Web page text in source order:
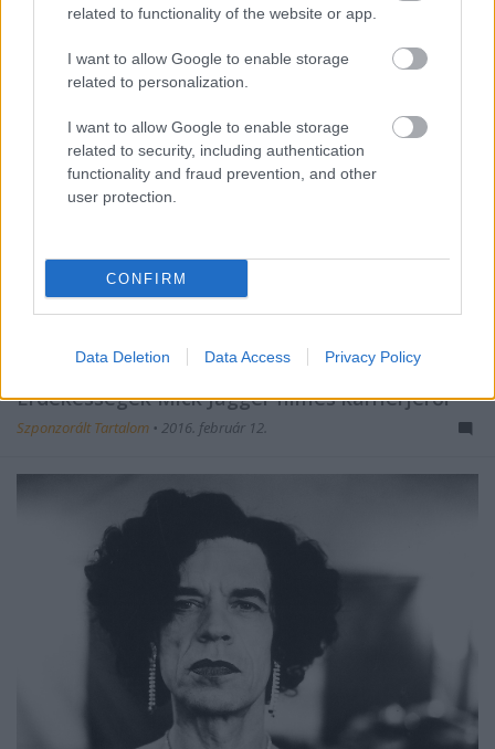
related to functionality of the website or app.
I want to allow Google to enable storage
related to personalization.
I want to allow Google to enable storage
related to security, including authentication
functionality and fraud prevention, and other
user protection.
CONFIRM
Data Deletion Data Access Privacy Policy
Gördülő kő a mozivásznon
Érdekességek Mick Jagger filmes karrierjéről
Szponzorált Tartalom • 2016. február 12.